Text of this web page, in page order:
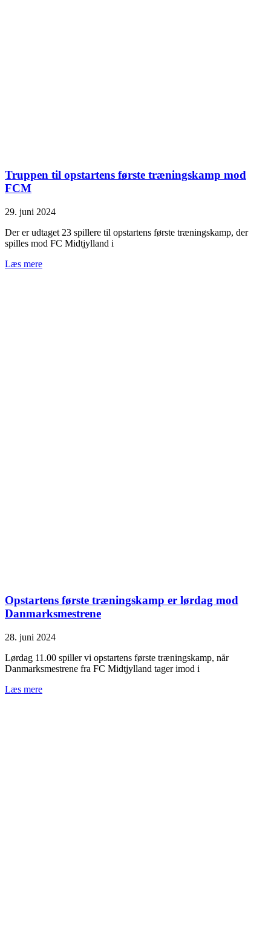
Truppen til opstartens første træningskamp mod
FCM
29. juni 2024
Der er udtaget 23 spillere til opstartens første træningskamp, der
spilles mod FC Midtjylland i
Læs mere
Opstartens første træningskamp er lørdag mod
Danmarksmestrene
28. juni 2024
Lørdag 11.00 spiller vi opstartens første træningskamp, når
Danmarksmestrene fra FC Midtjylland tager imod i
Læs mere